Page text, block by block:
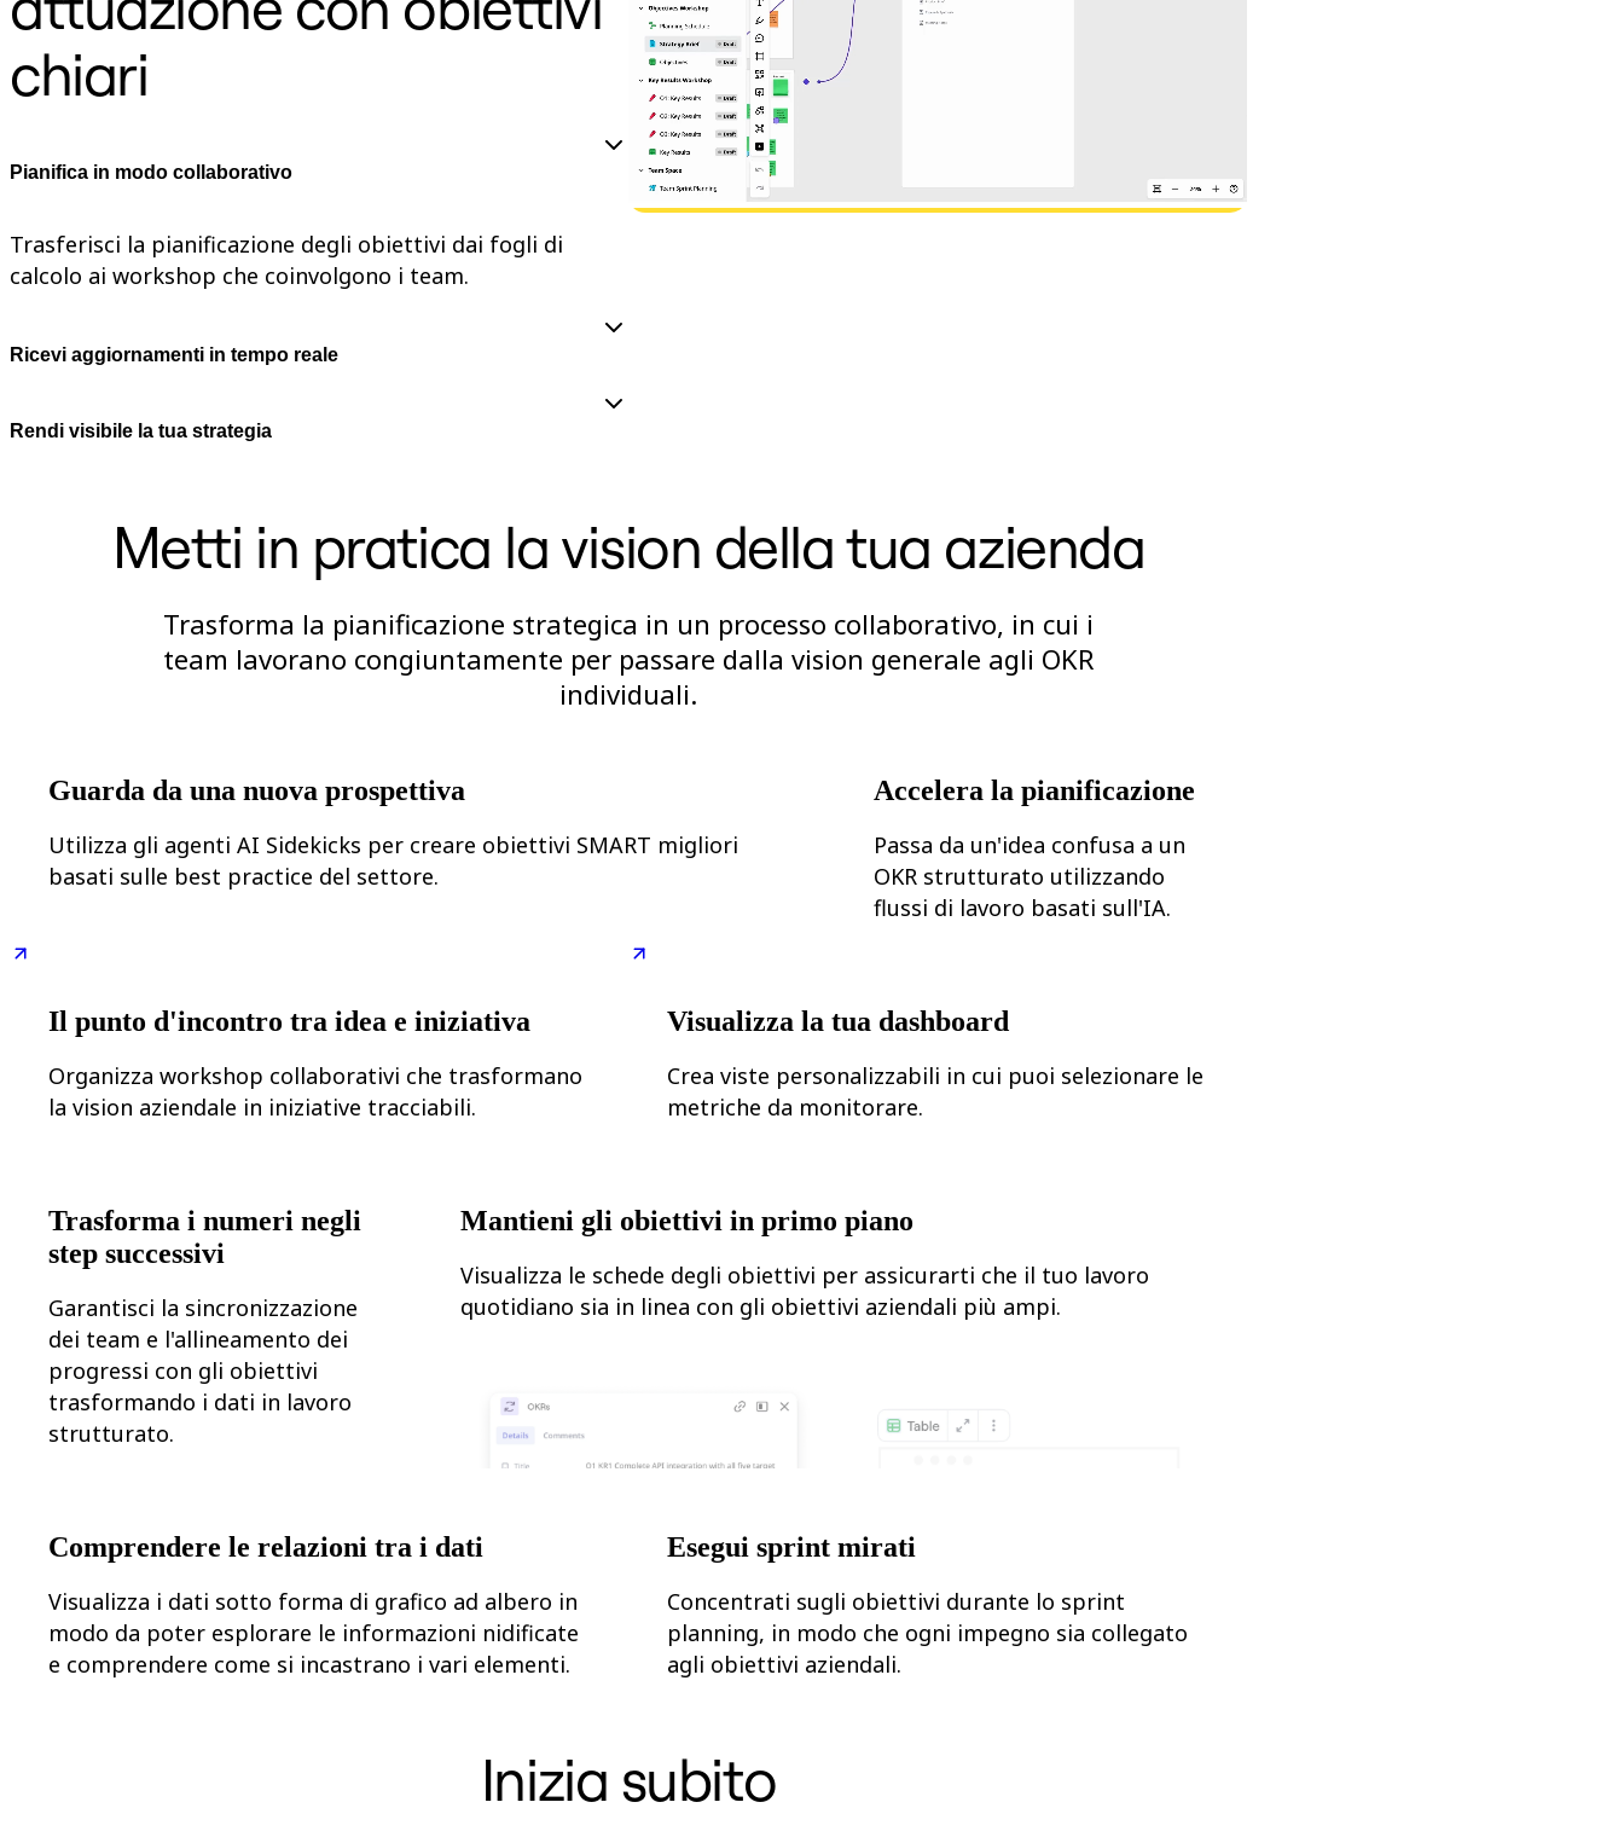
Talktrack
Esplora Miroverse
Workshop
Brainstorming
Mappe mentali
Contenuti specializzati
Creazione di roadmap
Prototipi e wireframe
Pianifica obiettivi
Org design
Enterprise
Piccole imprese
Startup
Retail
Servizi finanziari
Per team
Gestione del prodotto
Design e UX
Per iniziativa strategica
Trasformazione IA
Trasformazione delle modalità di lavoro
Esperienza digitale dei dipendenti
Storie dei clienti
Academy
Webinar
Community e supporto
Eventi
Community
Blog
Partner e servizi
Miro Professional Services
chiari
Pianifica in modo collaborativo
Trasferisci la pianificazione degli obiettivi dai fogli di
calcolo ai workshop che coinvolgono i team.
Ricevi aggiornamenti in tempo reale
Rendi visibile la tua strategia
Metti in pratica la vision della tua azienda
Trasforma la pianificazione strategica in un processo collaborativo, in cui i
team lavorano congiuntamente per passare dalla vision generale agli OKR
individuali.
Guarda da una nuova prospettiva
Utilizza gli agenti AI Sidekicks per creare obiettivi SMART migliori
basati sulle best practice del settore.
Accelera la pianificazione
Passa da un'idea confusa a un
OKR strutturato utilizzando
flussi di lavoro basati sull'IA.
Il punto d'incontro tra idea e iniziativa
Organizza workshop collaborativi che trasformano
la vision aziendale in iniziative tracciabili.
Visualizza la tua dashboard
Crea viste personalizzabili in cui puoi selezionare le
metriche da monitorare.
Trasforma i numeri negli
step successivi
Garantisci la sincronizzazione
dei team e l'allineamento dei
progressi con gli obiettivi
trasformando i dati in lavoro
strutturato.
Mantieni gli obiettivi in primo piano
Visualizza le schede degli obiettivi per assicurarti che il tuo lavoro
quotidiano sia in linea con gli obiettivi aziendali più ampi.
Comprendere le relazioni tra i dati
Visualizza i dati sotto forma di grafico ad albero in
modo da poter esplorare le informazioni nidificate
e comprendere come si incastrano i vari elementi.
Esegui sprint mirati
Concentrati sugli obiettivi durante lo sprint
planning, in modo che ogni impegno sia collegato
agli obiettivi aziendali.
Inizia subito